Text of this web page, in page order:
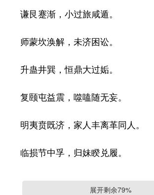
谦艮蹇渐，小过旅咸遁。
师蒙坎涣解，未济困讼。
升蛊井巽，恒鼎大过姤。
复颐屯益震，噬嗑随无妄。
明夷贲既济，家人丰离革同人。
临损节中孚，归妹睽兑履。
泰大畜，需小畜，大壮大有夬乾。
展开剩余79%